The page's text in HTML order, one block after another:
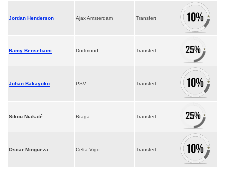
Jordan Henderson Ajax Amsterdam Transfert
Ramy Bensebaïni Dortmund Transfert
Johan Bakayoko PSV Transfert
Sikou Niakaté Braga Transfert
Oscar Mingueza Celta Vigo Transfert